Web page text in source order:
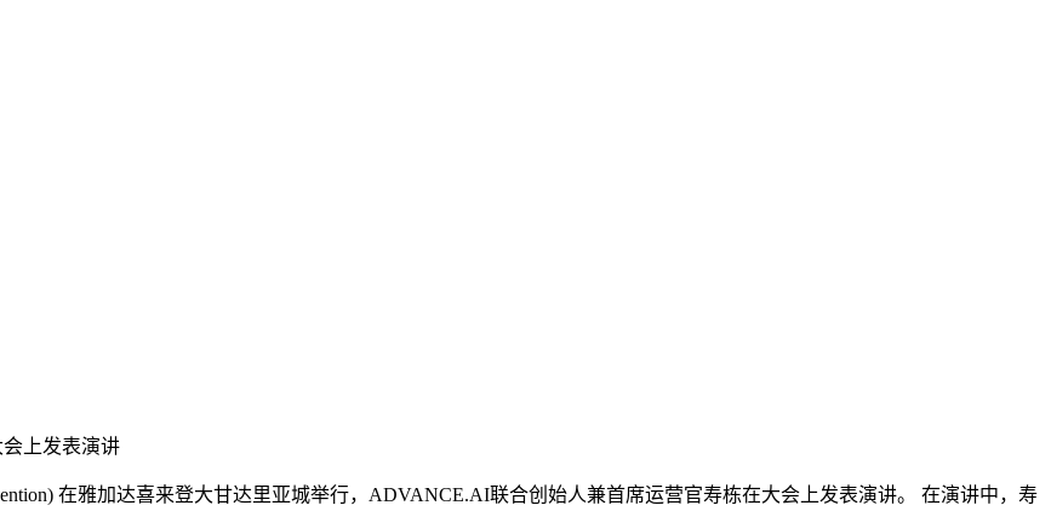
上发表演讲
在雅加达喜来登大甘达里亚城举行，ADVANCE.AI联合创始人兼首席运营官寿栋在大会上发表演讲。 在演讲中，寿